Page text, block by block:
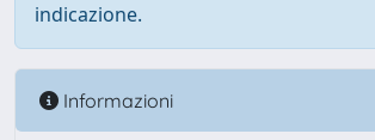
indicazione.
Informazioni